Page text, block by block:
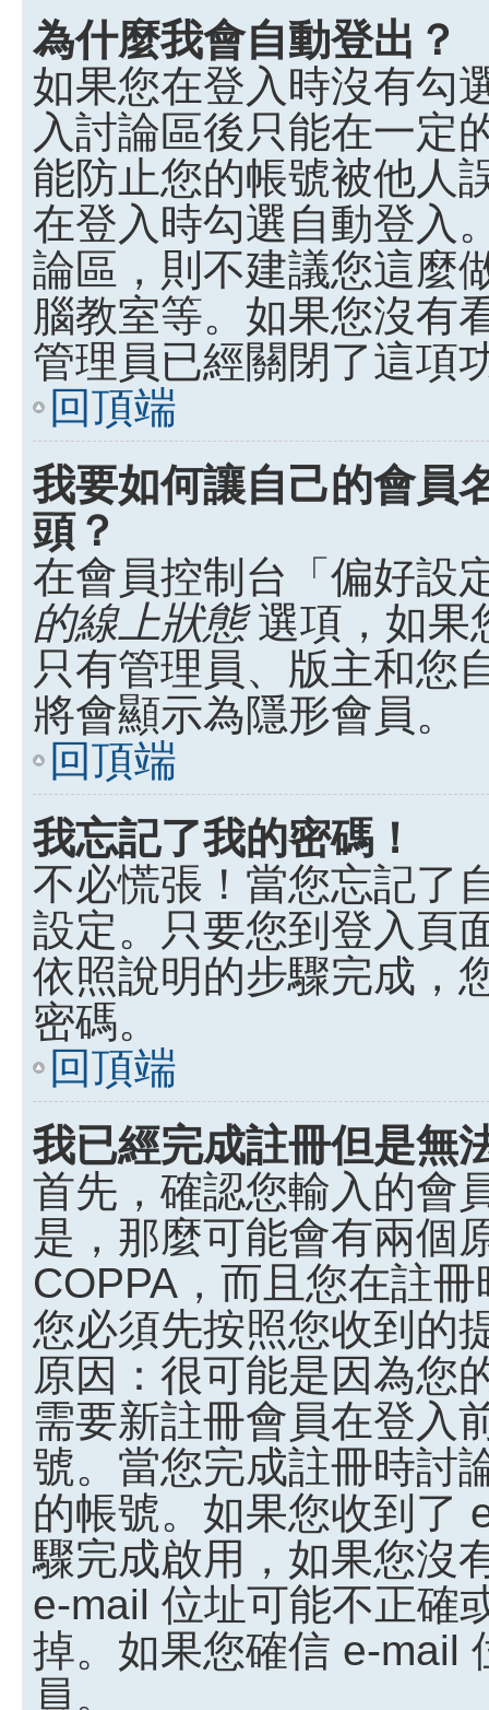
為什麼我會自動登出？
如果您在登入時沒有勾
入討論區後只能在一定
能防止您的帳號被他人
在登入時勾選自動登入
論區，則不建議您這麼
腦教室等。如果您沒有
管理員已經關閉了這項
回頂端
我要如何讓自己的會員
頭？
在會員控制台「偏好設
的線上狀態選項，如果
只有管理員、版主和您
將會顯示為隱形會員。
回頂端
我忘記了我的密碼！
不必慌張！當您忘記了
設定。只要您到登入頁
依照說明的步驟完成，
密碼。
回頂端
我已經完成註冊但是無
首先，確認您輸入的會
是，那麼可能會有兩個
COPPA，而且您在註
您必須先按照您收到的
原因：很可能是因為您
需要新註冊會員在登入
號。當您完成註冊時討
的帳號。如果您收到了
驟完成啟用，如果您沒
e-mail 位址可能不正確
掉。如果您確信 e-mail
員。